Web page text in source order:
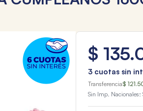
$ 135.
3cuotas sin
Transferencia$
Sin Imp. Nacionales: